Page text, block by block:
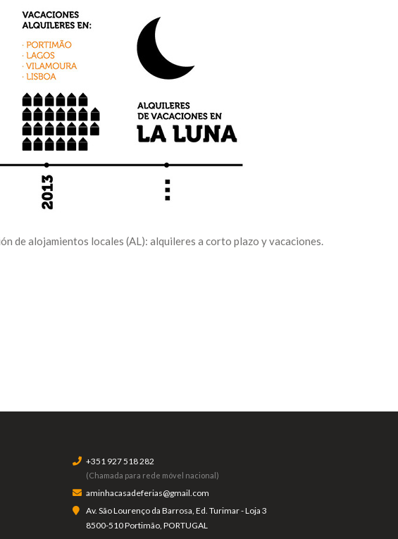
de alojamientos locales (AL): alquileres a corto plazo y vacaciones.
+351 927 518 282
(Chamada para rede móvel nacional)
aminhacasadeferias@gmail.com
Av. São Lourenço da Barrosa, Ed. Turimar - Loja 3
8500-510 Portimão, PORTUGAL